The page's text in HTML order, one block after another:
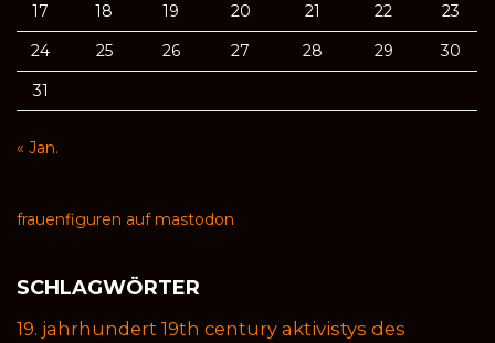
17
18 19 20 21 22
23
24
25 26 27 28 29
30
31
« Jan.
frauenfiguren auf mastodon
SCHLAGWÖRTER
19. jahrhundert 19th century aktivistys des